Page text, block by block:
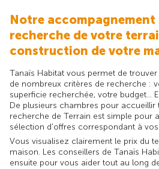
Notre accompagnement
recherche de votre
construction de votre
Tanaïs Habitat vous permet de
de nombreux critères de recherche :
superficie recherchée, votre budget...
De plusieurs chambres pour accueillir
recherche de Terrain est simple pour
sélection d'offres correspondant à
Vous visualisez clairement le prix du
maison. Les conseillers de Tanaïs
ensuite pour vous aider tout au long